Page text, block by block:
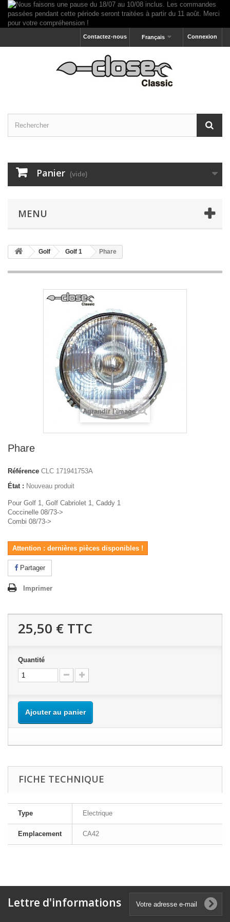
Connexion
Français
Contactez-nous
Panier (vide)
MENU
Golf Golf 1 Phare
Agrandir l'image
Phare
Référence CLC 171941753A
État : Nouveau produit
Pour Golf 1, Golf Cabriolet 1, Caddy 1
Coccinelle 08/73->
Combi 08/73->
Attention : dernières pièces disponibles !
Partager
Imprimer
25,50 € TTC
Quantité
Ajouter au panier
FICHE TECHNIQUE
Type Electrique
Emplacement CA42
Lettre d'informations